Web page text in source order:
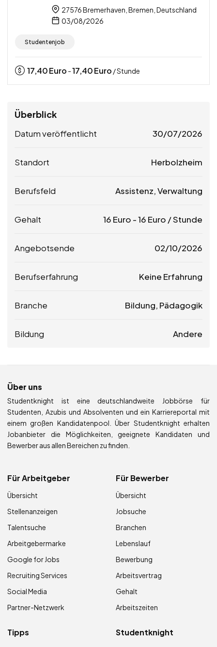
27576 Bremerhaven, Bremen, Deutschland
03/08/2026
Studentenjob
17,40Euro -17,40Euro / Stunde
Überblick
Datum veröffentlicht 30/07/2026
Standort Herbolzheim
Berufsfeld Assistenz, Verwaltung
Gehalt 16 Euro -16 Euro / Stunde
Angebotsende 02/10/2026
Berufserfahrung Keine Erfahrung
Branche Bildung, Pädagogik
Bildung Andere
Über uns
Studentknight ist eine deutschlandweite Jobbörse für
Studenten, Azubis und Absolventen und ein Karriereportal mit
einem großen Kandidatenpool. Über Studentknight erhalten
Jobanbieter die Möglichkeiten, geeignete Kandidaten und
Bewerber aus allen Bereichen zu finden.
Für Arbeitgeber
Übersicht
Stellenanzeigen
Talentsuche
Arbeitgebermarke
Google for Jobs
Recruiting Services
Social Media
Partner-Netzwerk
Für Bewerber
Übersicht
Jobsuche
Branchen
Lebenslauf
Bewerbung
Arbeitsvertrag
Gehalt
Arbeitszeiten
Tipps Studentknight